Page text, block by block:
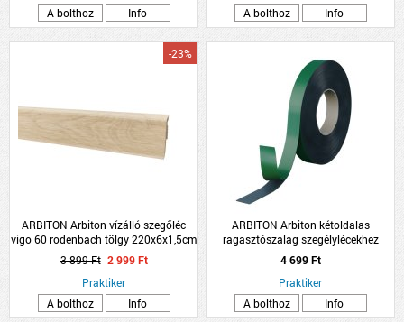
A bolthoz
Info
A bolthoz
Info
ARBITON Arbiton vízálló szegőléc
vigo 60 rodenbach tölgy 220x6x1,5cm
-23%
3 899 Ft 2 999 Ft
Praktiker
A bolthoz
Info
ARBITON Arbiton kétoldalas
ragasztószalag szegélylécekhez
10m/tekercs
4 699 Ft
Praktiker
A bolthoz
Info